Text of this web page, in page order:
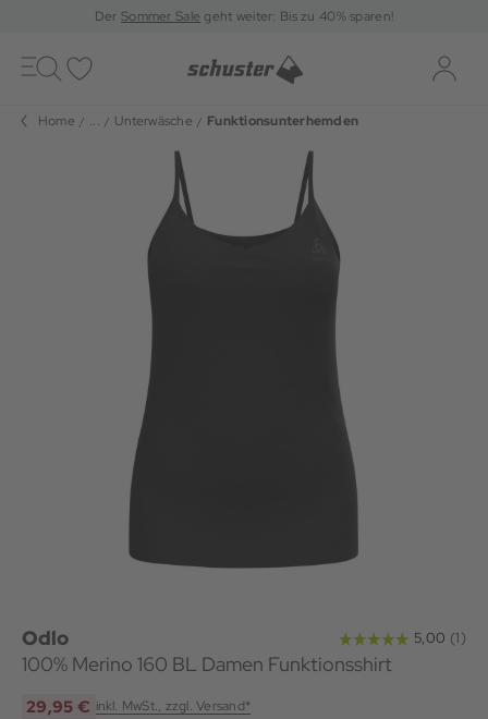
DerSommer Sale geht weiter: Bis zu 40% sparen!
Toggle
navigation
Home ... Unterwäsche Funktionsunterhemden
Odlo
100% Merino 160 BL Damen Funktionsshirt
29,95 € inkl. MwSt., zzgl. Versand*